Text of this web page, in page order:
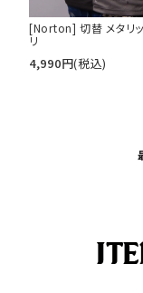
[Norton] 切替 メタリッ
リ
4,990円(税込)